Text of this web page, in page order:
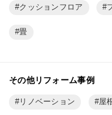
クッションフロア
畳
その他リフォーム事例
リノベーション 屋